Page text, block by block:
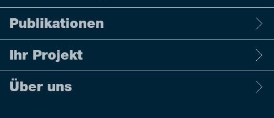
Publikationen
Ihr Projekt
Über uns